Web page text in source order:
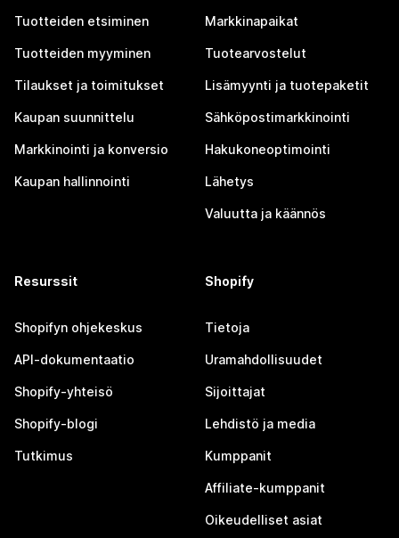
Tuotteiden etsiminen
Tuotteiden myyminen
Tilaukset ja toimitukset
Kaupan suunnittelu
Markkinointi ja konversio
Kaupan hallinnointi
Markkinapaikat
Tuotearvostelut
Lisämyynti ja tuotepaketit
Sähköpostimarkkinointi
Hakukoneoptimointi
Lähetys
Valuutta ja käännös
Resurssit
Shopifyn ohjekeskus
API-dokumentaatio
Shopify-yhteisö
Shopify-blogi
Tutkimus
Shopify
Tietoja
Uramahdollisuudet
Sijoittajat
Lehdistö ja media
Kumppanit
Affiliate-kumppanit
Oikeudelliset asiat